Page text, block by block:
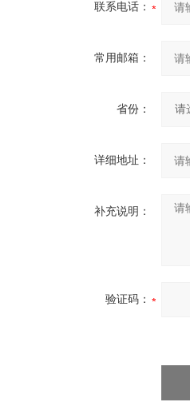
联系电话：
常用邮箱：
省份：
详细地址：
补充说明：
验证码：